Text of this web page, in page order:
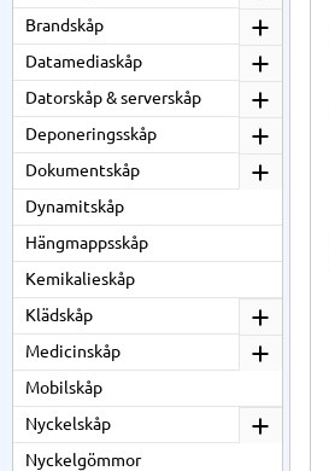
Brandskåp
Datamediaskåp
Datorskåp & serverskåp
Deponeringsskåp
Dokumentskåp
Dynamitskåp
Hängmappsskåp
Kemikalieskåp
Klädskåp
Medicinskåp
Mobilskåp
Nyckelskåp
Nyckelgömmor